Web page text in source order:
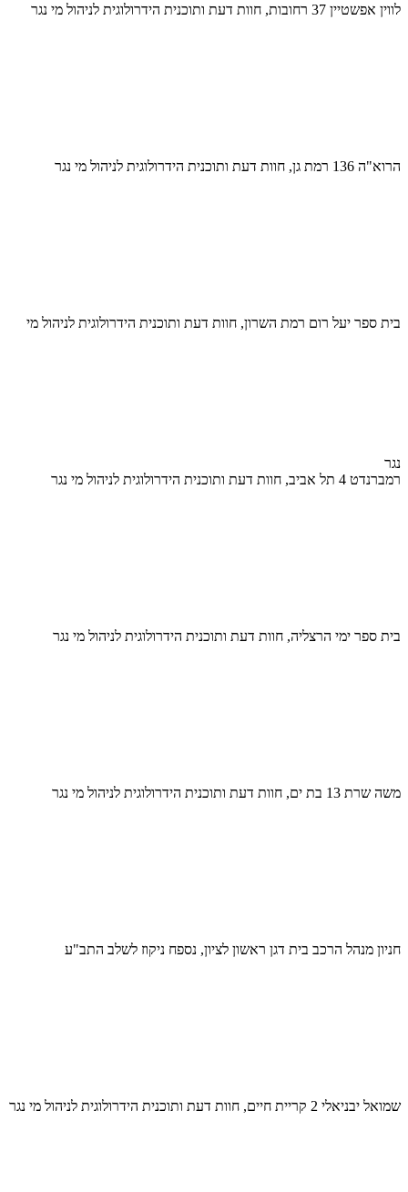
לווין אפשטיין 37 רחובות, חוות דעת ותוכנית הידרולוגית לניהול מי נגר
הרוא"ה 136 רמת גן, חוות דעת ותוכנית הידרולוגית לניהול מי נגר
בית ספר יעל רום רמת השרון, חוות דעת ותוכנית הידרולוגית לניהול מי
נגר
רמברנדט 4 תל אביב, חוות דעת ותוכנית הידרולוגית לניהול מי נגר
בית ספר ימי הרצליה, חוות דעת ותוכנית הידרולוגית לניהול מי נגר
משה שרת 13 בת ים, חוות דעת ותוכנית הידרולוגית לניהול מי נגר
חניון מנהל הרכב בית דגן ראשון לציון, נספח ניקוז לשלב התב"ע
שמואל יבניאלי 2 קריית חיים, חוות דעת ותוכנית הידרולוגית לניהול מי נגר